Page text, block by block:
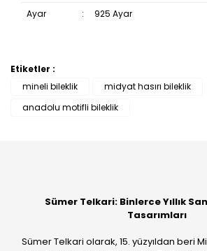
Ayar : 925 Ayar
Bu ürüne ilk yorumu siz
Etiketler :
mineli bileklik
midyat hasırı bileklik
anadolu motifli bileklik
Sümer Telkari: Binlerce Yıllık
Tasarımları
Sümer Telkari olarak, 15. yüzyıldan beri